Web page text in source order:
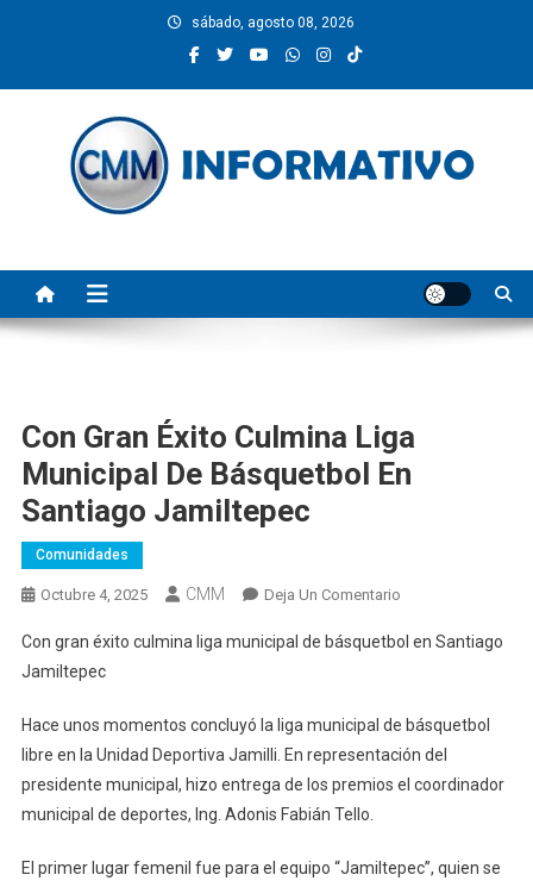
sábado, agosto 08, 2026
Con Gran Éxito Culmina Liga
Municipal De Básquetbol En
Santiago Jamiltepec
Comunidades
Octubre 4, 2025 CMM Deja Un ComentarioEn
Gran
Liga
Municipal
De
Santiago
Con gran éxito culmina liga municipal de básquetbol en Santiago
Jamiltepec
Hace unos momentos concluyó la liga municipal de básquetbol
libre en la Unidad Deportiva Jamilli. En representación del
presidente municipal, hizo entrega de los premios el coordinador
municipal de deportes, Ing. Adonis Fabián Tello.
El primer lugar femenil fue para el equipo “Jamiltepec”, quien se